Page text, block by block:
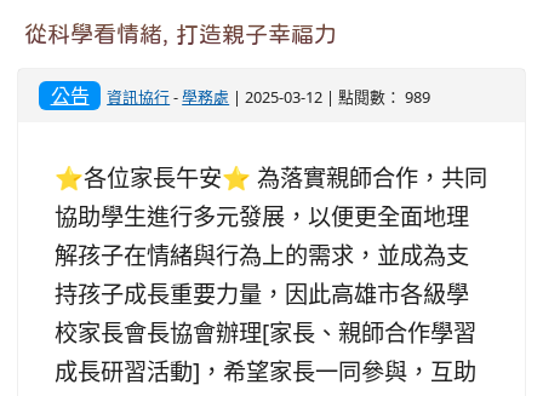
從科學看情緒, 打造親子幸福力
公告 資訊協行-學務處 | 2025-03-12 | 點閱數： 989
⭐️各位家長午安⭐️ 為落實親師合作，共同
協助學生進行多元發展，以便更全面地理
解孩子在情緒與行為上的需求，並成為支
持孩子成長重要力量，因此高雄市各級學
校家長會長協會辦理[家長、親師合作學習
成長研習活動]，希望家長一同參與，互助